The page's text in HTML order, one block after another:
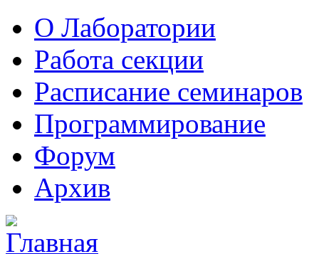
О Лаборатории
Работа секции
Расписание семинаров
Программирование
Форум
Архив